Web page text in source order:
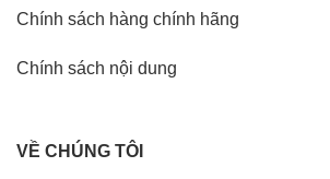
Chính sách hàng chính hãng
Chính sách nội dung
VỀ CHÚNG TÔI